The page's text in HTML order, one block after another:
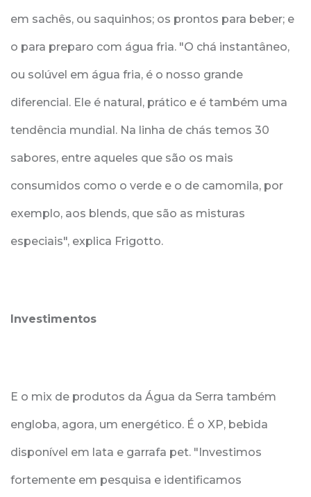
em sachês, ou saquinhos; os prontos para beber; e
o para preparo com água fria. "O chá instantâneo,
ou solúvel em água fria, é o nosso grande
diferencial. Ele é natural, prático e é também uma
tendência mundial. Na linha de chás temos 30
sabores, entre aqueles que são os mais
consumidos como o verde e o de camomila, por
exemplo, aos blends, que são as misturas
especiais", explica Frigotto.
Investimentos
E o mix de produtos da Água da Serra também
engloba, agora, um energético. É o XP, bebida
disponível em lata e garrafa pet. "Investimos
fortemente em pesquisa e identificamos